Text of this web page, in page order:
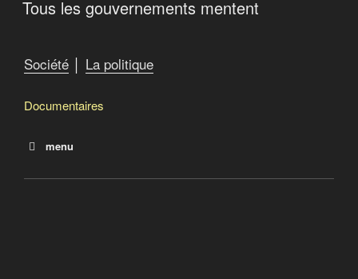
Tous les gouvernements mentent
Société │ La politique
Documentaires
menu